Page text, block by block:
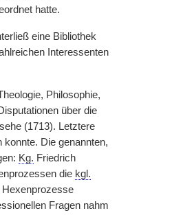
hatte.
eine Bibliothek
Interessenten
Philosophie,
über die
(1713). Letztere
konnte. Die genannten,
Kg. Friedrich
die kgl.
Hexenprozesse
Fragen nahm